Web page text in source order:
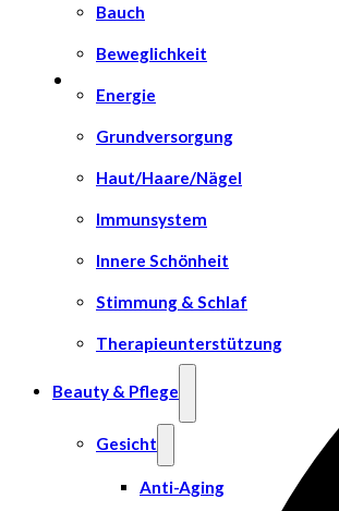
Bauch
Beweglichkeit
Energie
Grundversorgung
Haut/Haare/Nägel
Immunsystem
Innere Schönheit
Stimmung & Schlaf
Therapieunterstützung
Beauty & Pflege
Gesicht
Anti-Aging